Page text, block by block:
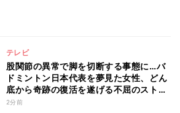
テレビ
股関節の異常で脚を切断する事態に…バ
ドミントン日本代表を夢見た女性、どん
底から奇跡の復活を遂げる不屈のストー
リー『仰天』が再現
2分前